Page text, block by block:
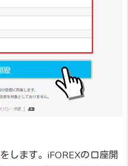
をします。iFOREXの口座開